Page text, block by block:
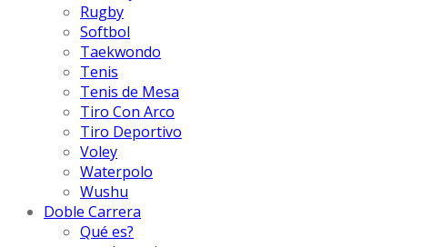
Rugby
Softbol
Taekwondo
Tenis
Tenis de Mesa
Tiro Con Arco
Tiro Deportivo
Voley
Waterpolo
Wushu
Doble Carrera
Qué es?